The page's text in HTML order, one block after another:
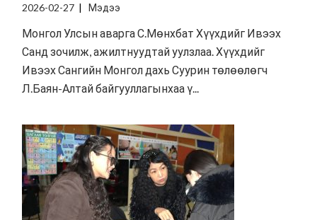
2026-02-27 Мэдээ
Монгол Улсын аварга С.Мөнхбат Хүүхдийг Ивээх
Санд зочилж, ажилтнуудтай уулзлаа. Хүүхдийг
Ивээх Сангийн Монгол дахь Суурин төлөөлөгч
Л.Баян-Алтай байгууллагынхаа ү...